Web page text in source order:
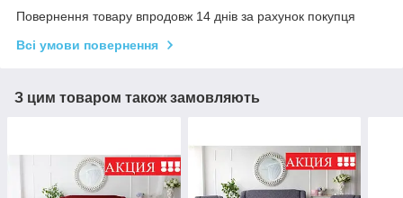
Повернення товару впродовж 14 днів за рахунок покупця
Всі умови повернення
З цим товаром також замовляють